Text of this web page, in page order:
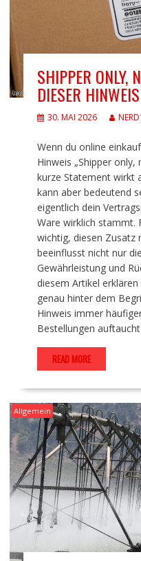
SHIPPER ONLY,
DIESER
30. MAI 2026
Wenn du online
Hinweis „Shipper only,
kurze Statement wirkt
kann aber bedeutend
eigentlich dein
Ware wirklich stammt.
wichtig, diesen Zusatz
beeinflusst nicht nur
Gewährleistung und
diesem Artikel
genau hinter dem
Hinweis immer
Bestellungen
READ MORE
Allgemein